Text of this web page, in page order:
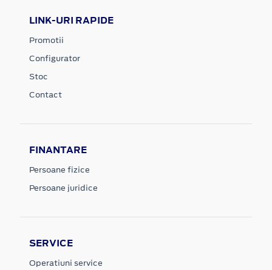
LINK-URI RAPIDE
Promotii
Configurator
Stoc
Contact
FINANTARE
Persoane fizice
Persoane juridice
SERVICE
Operatiuni service